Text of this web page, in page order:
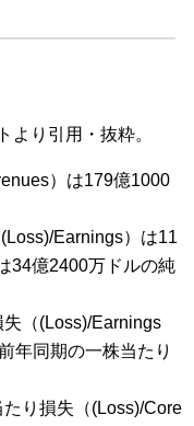
より引用・抜粋。
）は179億1000
Earnings）は11
34億2400万ドルの純
（(Loss)/Earnings
年同期の一株当たり
り損失（(Loss)/Core